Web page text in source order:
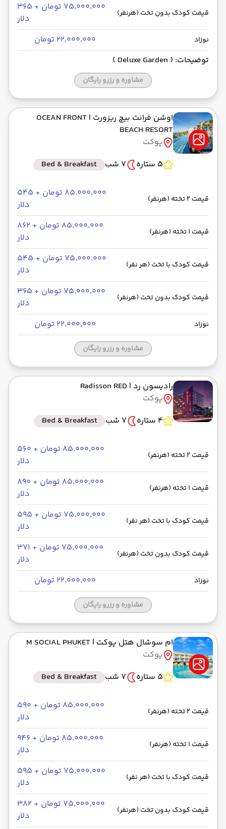
قیمت کودک بدون تخت (هرنفر)
۷۵٬۰۰۰٬۰۰۰ تومان + ۳۶۵
دلار
نوزاد
۲۲٬۰۰۰٬۰۰۰ تومان
توضیحات: ( Deluxe Garden )
مشاوره و رزرو رایگان
اوشن فرانت بیچ ریزورت | OCEAN FRONT
BEACH RESORT
پوکت
5 ستاره
7 شب Bed & Breakfast
قیمت 2 تخته (هرنفر)
۸۵٬۰۰۰٬۰۰۰ تومان + ۵۴۵
دلار
قیمت 1 تخته (هرنفر)
۸۵٬۰۰۰٬۰۰۰ تومان + ۸۶۲
دلار
قیمت کودک با تخت (هر نفر)
۷۵٬۰۰۰٬۰۰۰ تومان + ۵۴۵
دلار
قیمت کودک بدون تخت (هرنفر)
۷۵٬۰۰۰٬۰۰۰ تومان + ۳۶۵
دلار
نوزاد ۲۲٬۰۰۰٬۰۰۰ تومان
مشاوره و رزرو رایگان
رادیسون رد | Radisson RED
پوکت
4 ستاره
7 شب Bed & Breakfast
قیمت 2 تخته (هرنفر)
۸۵٬۰۰۰٬۰۰۰ تومان + ۵۶۰
دلار
قیمت 1 تخته (هرنفر)
۸۵٬۰۰۰٬۰۰۰ تومان + ۸۹۰
دلار
قیمت کودک با تخت (هر نفر)
۷۵٬۰۰۰٬۰۰۰ تومان + ۵۹۵
دلار
قیمت کودک بدون تخت (هرنفر)
۷۵٬۰۰۰٬۰۰۰ تومان + ۳۷۱
دلار
نوزاد ۲۲٬۰۰۰٬۰۰۰ تومان
مشاوره و رزرو رایگان
ام سوشال هتل پوکت | M SOCIAL PHUKET
پوکت
5 ستاره
7 شب Bed & Breakfast
قیمت 2 تخته (هرنفر)
۸۵٬۰۰۰٬۰۰۰ تومان + ۵۹۰
دلار
قیمت 1 تخته (هرنفر)
۸۵٬۰۰۰٬۰۰۰ تومان + ۹۴۶
دلار
قیمت کودک با تخت (هر نفر)
۷۵٬۰۰۰٬۰۰۰ تومان + ۵۹۵
دلار
قیمت کودک بدون تخت (هرنفر)
۷۵٬۰۰۰٬۰۰۰ تومان + ۳۸۲
دلار